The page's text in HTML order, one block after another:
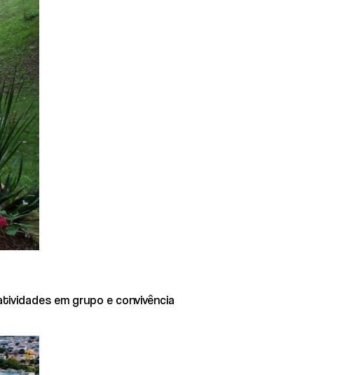
em grupo e convivência